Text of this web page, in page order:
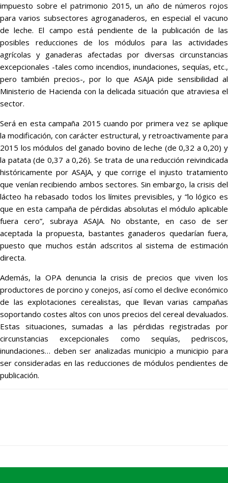
impuesto sobre el patrimonio 2015, un año de números rojos
para varios subsectores agroganaderos, en especial el vacuno
de leche. El campo está pendiente de la publicación de las
posibles reducciones de los módulos para las actividades
agrícolas y ganaderas afectadas por diversas circunstancias
excepcionales -tales como incendios, inundaciones, sequías, etc.,
pero también precios-, por lo que ASAJA pide sensibilidad al
Ministerio de Hacienda con la delicada situación que atraviesa el
sector.
Será en esta campaña 2015 cuando por primera vez se aplique
la modificación, con carácter estructural, y retroactivamente para
2015 los módulos del ganado bovino de leche (de 0,32 a 0,20) y
la patata (de 0,37 a 0,26). Se trata de una reducción reivindicada
históricamente por ASAJA, y que corrige el injusto tratamiento
que venían recibiendo ambos sectores. Sin embargo, la crisis del
lácteo ha rebasado todos los límites previsibles, y “lo lógico es
que en esta campaña de pérdidas absolutas el módulo aplicable
fuera cero”, subraya ASAJA. No obstante, en caso de ser
aceptada la propuesta, bastantes ganaderos quedarían fuera,
puesto que muchos están adscritos al sistema de estimación
directa.
Además, la OPA denuncia la crisis de precios que viven los
productores de porcino y conejos, así como el declive económico
de las explotaciones cerealistas, que llevan varias campañas
soportando costes altos con unos precios del cereal devaluados.
Estas situaciones, sumadas a las pérdidas registradas por
circunstancias excepcionales como sequías, pedriscos,
inundaciones… deben ser analizadas municipio a municipio para
ser consideradas en las reducciones de módulos pendientes de
publicación.